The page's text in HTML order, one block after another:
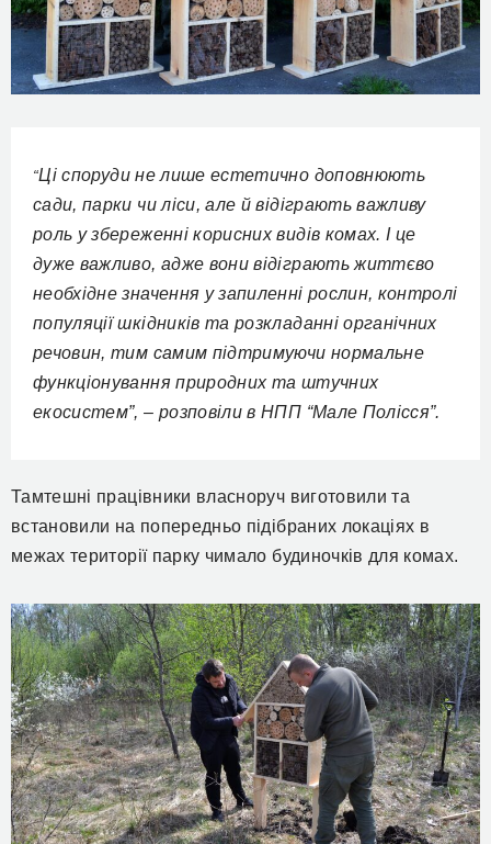
“Ці споруди не лише естетично доповнюють
сади, парки чи ліси, але й відіграють важливу
роль у збереженні корисних видів комах. І це
дуже важливо, адже вони відіграють життєво
необхідне значення у запиленні рослин, контролі
популяції шкідників та розкладанні органічних
речовин, тим самим підтримуючи нормальне
функціонування природних та штучних
екосистем”, – розповіли в НПП “Мале Полісся”.
Тамтешні працівники власноруч виготовили та
встановили на попередньо підібраних локаціях в
межах території парку чимало будиночків для комах.